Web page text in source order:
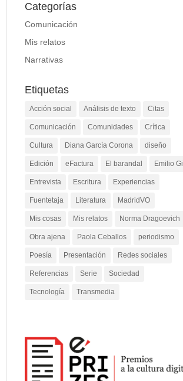
Categorías
Comunicación
Mis relatos
Narrativas
Etiquetas
Acción social Análisis de texto Citas
Comunicación Comunidades Crítica
Cultura Diana García Corona diseño
Edición eFactura El barandal Emilio Gil
Entrevista Escritura Experiencias
Fuentetaja Literatura MadridVO
Mis cosas Mis relatos Norma Dragoevich
Obra ajena Paola Ceballos periodismo
Poesía Presentación Redes sociales
Referencias Serie Sociedad
Tecnología Transmedia